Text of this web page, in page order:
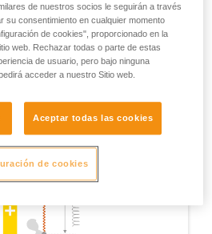
de nuestros socios le seguirán a través
su consentimiento en cualquier momento
de cookies", proporcionado en la
web. Rechazar todas o parte de estas
de usuario, pero bajo ninguna
acceder a nuestro Sitio web.
Aceptar todas las cookies
de cookies